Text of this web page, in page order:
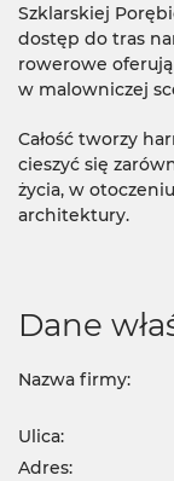
Szklarskiej
dostęp do tras
rowerowe
w malowniczej
Całość tworzy
cieszyć się
życia, w
architektury.
Dane
Nazwa firmy:
Ulica:
Adres: